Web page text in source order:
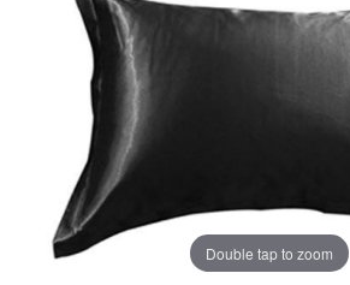
Double tap to zoom